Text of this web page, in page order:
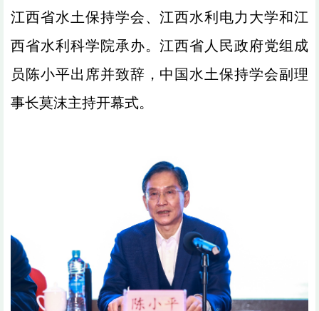
江西省水土保持学会、江西水利电力大学和江
西省水利科学院承办。江西省人民政府党组成
员陈小平出席并致辞，中国水土保持学会副理
事长莫沫主持开幕式。